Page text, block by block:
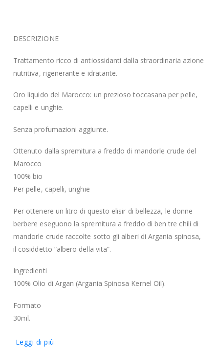
DESCRIZIONE
Trattamento ricco di antiossidanti dalla straordinaria azione
nutritiva, rigenerante e idratante.
Oro liquido del Marocco: un prezioso toccasana per pelle,
capelli e unghie.
Senza profumazioni aggiunte.
Ottenuto dalla spremitura a freddo di mandorle crude del
Marocco
100% bio
Per pelle, capelli, unghie
Per ottenere un litro di questo elisir di bellezza, le donne
berbere eseguono la spremitura a freddo di ben tre chili di
mandorle crude raccolte sotto gli alberi di Argania spinosa,
il cosiddetto “albero della vita”.
Ingredienti
100% Olio di Argan (Argania Spinosa Kernel Oil).
Formato
30ml.
Leggi di più